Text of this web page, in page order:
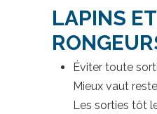
LAPINS ET
Éviter toute
Mieux vaut
Les sorties tôt